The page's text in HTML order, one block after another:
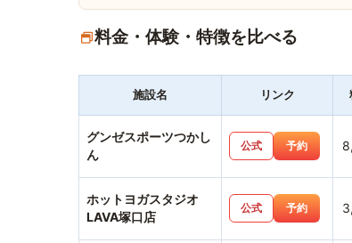
料金・体験・特徴を比べる
施設名 リンク
グンゼスポーツつかし
ん
公式 予約
ホットヨガスタジオ
LAVA塚口店
公式 予約